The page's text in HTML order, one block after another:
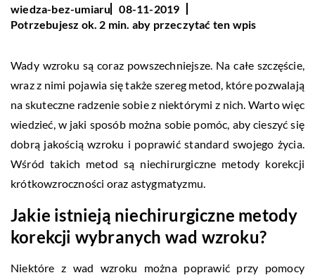
wiedza-bez-umiaru
08-11-2019
Potrzebujesz ok. 2 min. aby przeczytać ten wpis
Wady wzroku są coraz powszechniejsze. Na całe szczęście,
wraz z nimi pojawia się także szereg metod, które pozwalają
na skuteczne radzenie sobie z niektórymi z nich. Warto więc
wiedzieć, w jaki sposób można sobie pomóc, aby cieszyć się
dobrą jakością wzroku i poprawić standard swojego życia.
Wśród takich metod są niechirurgiczne metody korekcji
krótkowzroczności oraz astygmatyzmu.
Jakie istnieją niechirurgiczne metody
korekcji wybranych wad wzroku?
Niektóre z wad wzroku można poprawić przy pomocy